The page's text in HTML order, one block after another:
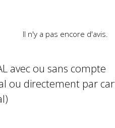
Il n'y a pas encore d'avis.
avec ou sans compte
ou directement par